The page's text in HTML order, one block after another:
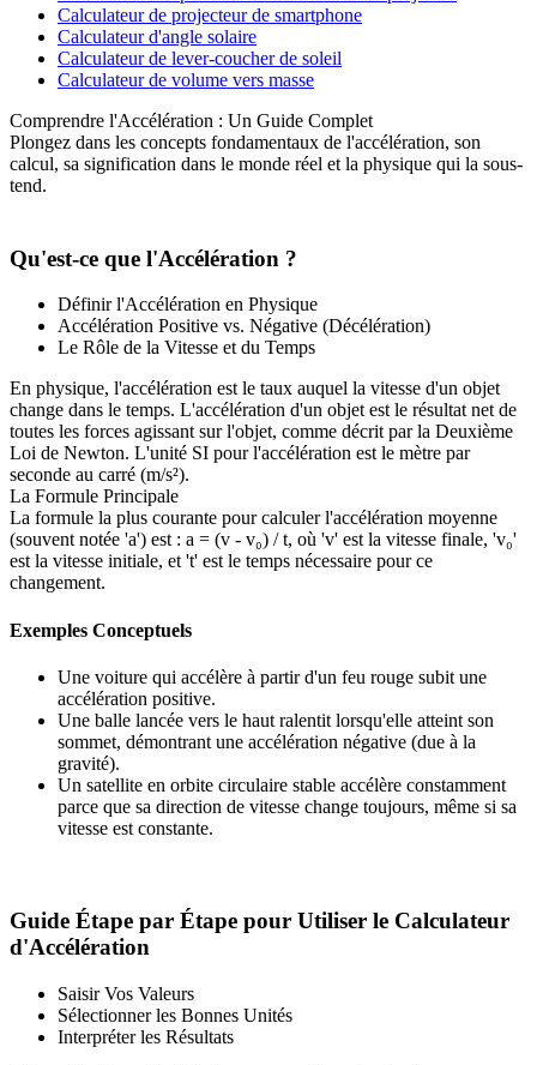
Calculateur de projecteur de smartphone
Calculateur d'angle solaire
Calculateur de lever-coucher de soleil
Calculateur de volume vers masse
Comprendre l'Accélération : Un Guide Complet
Plongez dans les concepts fondamentaux de l'accélération, son
calcul, sa signification dans le monde réel et la physique qui la sous-
tend.
Qu'est-ce que l'Accélération ?
Définir l'Accélération en Physique
Accélération Positive vs. Négative (Décélération)
Le Rôle de la Vitesse et du Temps
En physique, l'accélération est le taux auquel la vitesse d'un objet
change dans le temps. L'accélération d'un objet est le résultat net de
toutes les forces agissant sur l'objet, comme décrit par la Deuxième
Loi de Newton. L'unité SI pour l'accélération est le mètre par
seconde au carré (m/s²).
La Formule Principale
La formule la plus courante pour calculer l'accélération moyenne
(souvent notée 'a') est : a = (v - v₀) / t, où 'v' est la vitesse finale, 'v₀'
est la vitesse initiale, et 't' est le temps nécessaire pour ce
changement.
Exemples Conceptuels
Une voiture qui accélère à partir d'un feu rouge subit une
accélération positive.
Une balle lancée vers le haut ralentit lorsqu'elle atteint son
sommet, démontrant une accélération négative (due à la
gravité).
Un satellite en orbite circulaire stable accélère constamment
parce que sa direction de vitesse change toujours, même si sa
vitesse est constante.
Guide Étape par Étape pour Utiliser le Calculateur
d'Accélération
Saisir Vos Valeurs
Sélectionner les Bonnes Unités
Interpréter les Résultats